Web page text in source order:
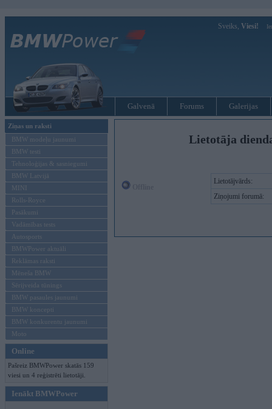
Sveiks, Viesi!
Galvenā Forums Galerijas
Ziņas un raksti
BMW modeļu jaunumi
BMW testi
Tehnoloģijas & sasniegumi
BMW Latvijā
MINI
Rolls-Royce
Pasākumi
Vadāmības tests
Autosports
BMWPower aktuāli
Reklāmas raksti
Mēneša BMW
Sērijveida tūnings
BMW pasaules jaunumi
BMW koncepti
BMW konkurentu jaunumi
Moto
Online
Pašreiz BMWPower skatās 159
viesi un 4 reģistrēti lietotāji.
Ienākt BMWPower
Lietotāja
Lietotājvārds:
Ziņojumi forumā: